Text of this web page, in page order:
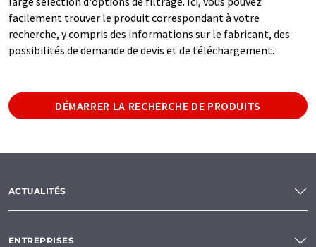
facilement trouver le produit correspondant à votre
recherche, y compris des informations sur le fabricant, des
possibilités de demande de devis et de téléchargement.
DÉMARRER LA RECHERCHE DE PRODUITS
ACTUALITÉS
ENTREPRISES